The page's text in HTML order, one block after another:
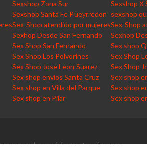
Sexshop Zona Sur Sexshop X
Sexshop Santa Fe Pueyrredon sexshop
Sex-Shop atendido por mujeresSex-Shop
Sexhop Desde San Fernando Sexhop
Sex Shop San Fernando Sex shop
Sex Shop Los Polvorines Sex Shop
Sex Shop Jose Leon Suarez Sex Shop
Sex shop envios Santa Cruz Sex shop
Sex shop en Villa del Parque Sex shop
Sex shop en Pilar Sex shop
reservados envioberazategui.com.ar